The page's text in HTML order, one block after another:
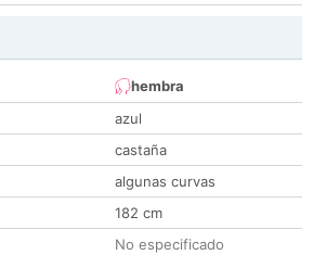
hembra
azul
castaña
algunas curvas
182 cm
No especificado